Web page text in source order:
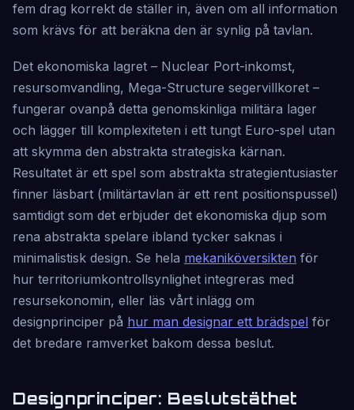
fem drag korrekt de ställer in, även om all information
som krävs för att beräkna den är synlig på tavlan.
Det ekonomiska lagret – Nuclear Port-inkomst,
resursomvandling, Mega-Structure segervillkoret –
fungerar ovanpå detta genomskinliga militära lager
och lägger till komplexiteten i ett tungt Euro-spel utan
att skymma den abstrakta strategiska kärnan.
Resultatet är ett spel som abstrakta strategientusiaster
finner läsbart (militärtavlan är ett rent positionspussel)
samtidigt som det erbjuder det ekonomiska djup som
rena abstrakta spelare ibland tycker saknas i
minimalistisk design. Se hela mekaniköversikten för
hur territoriumkontrollsynlighet integreras med
resursekonomin, eller läs vårt inlägg om
designprinciper på hur man designar ett brädspel för
det bredare ramverket bakom dessa beslut.
Designprinciper: Beslutstäthet